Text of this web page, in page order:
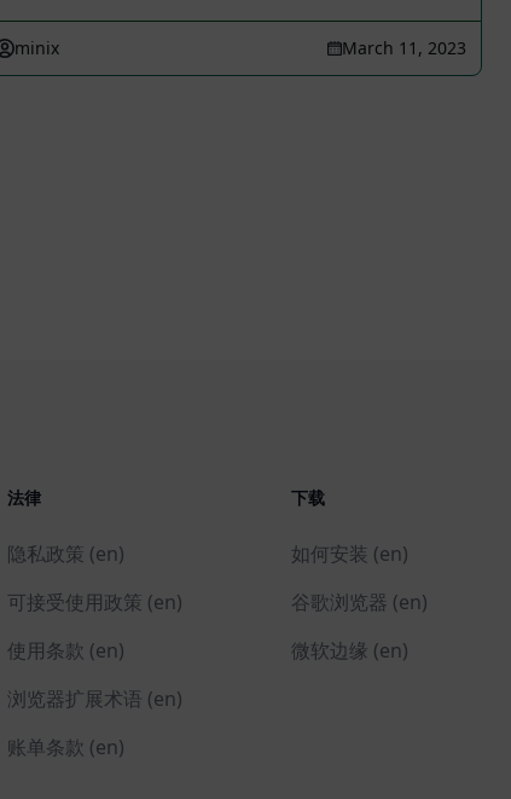
minix March 11, 2023
法律
隐私政策 (en)
可接受使用政策 (en)
使用条款 (en)
浏览器扩展术语 (en)
账单条款 (en)
下载
如何安装 (en)
谷歌浏览器 (en)
微软边缘 (en)